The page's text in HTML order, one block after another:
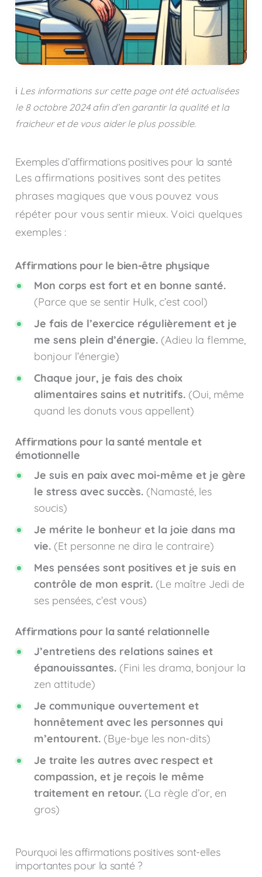
ℹ️ Les informations sur cette page ont été actualisées
le 8 octobre 2024afin d’en garantir la qualité et la
fraicheur et de vous aider le plus possible.
Exemples d’affirmations positives pour la santé
Les affirmations positives sont des petites
phrases magiques que vous pouvez vous
répéter pour vous sentir mieux. Voici quelques
exemples :
Affirmations pour le bien-être physique
Mon corps est fort et en bonne santé.
(Parce que se sentir Hulk, c’est cool)
Je fais de l’exercice régulièrement et je
me sens plein d’énergie.(Adieu la flemme,
bonjour l’énergie)
Chaque jour, je fais des choix
alimentaires sains et nutritifs.(Oui, même
quand les donuts vous appellent)
Affirmations pour la santé mentale et
émotionnelle
Je suis en paix avec moi-même et je gère
le stress avec succès.(Namasté, les
soucis)
Je mérite le bonheur et la joie dans ma
vie.(Et personne ne dira le contraire)
Mes pensées sont positives et je suis en
contrôle de mon esprit.(Le maître Jedi de
ses pensées, c’est vous)
Affirmations pour la santé relationnelle
J’entretiens des relations saines et
épanouissantes.(Fini les drama, bonjour la
zen attitude)
Je communique ouvertement et
honnêtement avec les personnes qui
m’entourent.(Bye-bye les non-dits)
Je traite les autres avec respect et
compassion, et je reçois le même
traitement en retour.(La règle d’or, en
gros)
Pourquoi les affirmations positives sont-elles
importantes pour la santé ?